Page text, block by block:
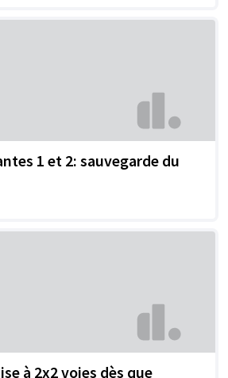
1 et 2: sauvegarde du
à 2x2 voies dès que